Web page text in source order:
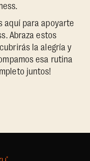
aquí para apoyarte
Abraza estos
la alegría y
esa rutina
juntos!